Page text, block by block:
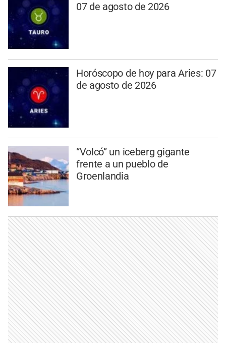
07 de agosto de 2026
Horóscopo de hoy para Aries: 07
de agosto de 2026
“Volcó” un iceberg gigante
frente a un pueblo de
Groenlandia